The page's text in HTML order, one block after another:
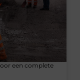
een complete